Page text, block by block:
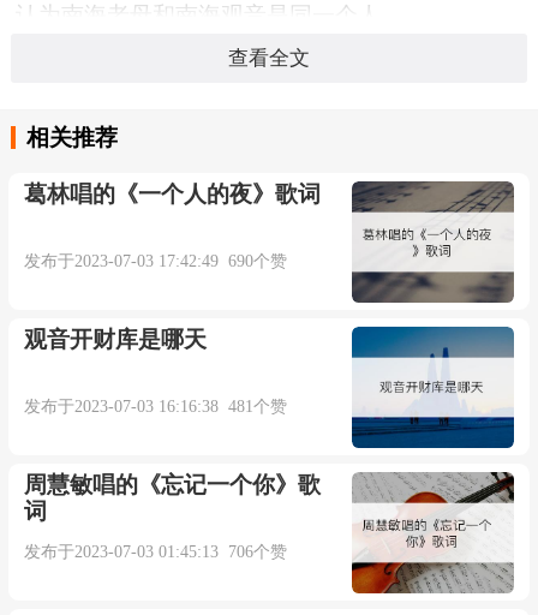
认为南海老母和南海观音是同一个人。
本内容部分来源于网络，谨供免费学习使用，如有侵权，可
查看全文
相关推荐
葛林唱的《一个人的夜》歌词
发布于2023-07-03 17:42:49 690个赞
观音开财库是哪天
发布于2023-07-03 16:16:38 481个赞
周慧敏唱的《忘记一个你》歌
词
发布于2023-07-03 01:45:13 706个赞